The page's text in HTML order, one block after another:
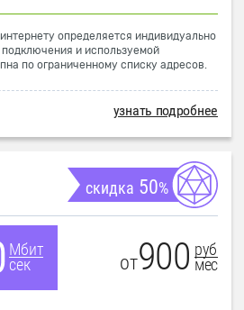
определяется индивидуально
и используемой
по ограниченному списку адресов.
узнать подробнее
скидка 50%
Мбит
сек
от900 руб
мес